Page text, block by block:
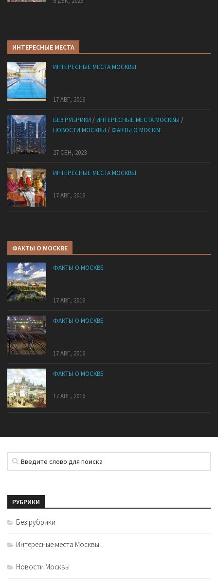
ИНТЕРЕСНЫЕ МЕСТА
ИНТЕРЕСНЫЕ МЕСТА МОСКВЫ
17 АВГ, 2016
БЕЗ РУБРИКИ /ИНТЕРЕСНЫЕ МЕСТА МОСКВЫ /
НОВОСТИ МОСКВЫ / ФАКТЫ О МОСКВЕ
27 СЕН, 2023
ИНТЕРЕСНЫЕ МЕСТА МОСКВЫ
17 АВГ, 2016
ФАКТЫ О МОСКВЕ
ФАКТЫ О МОСКВЕ
17 АВГ, 2016
ФАКТЫ О МОСКВЕ
17 АВГ, 2016
ФАКТЫ О МОСКВЕ
17 АВГ, 2016
РУБРИКИ
Без рубрики
Интересные места Москвы
Новости Москвы